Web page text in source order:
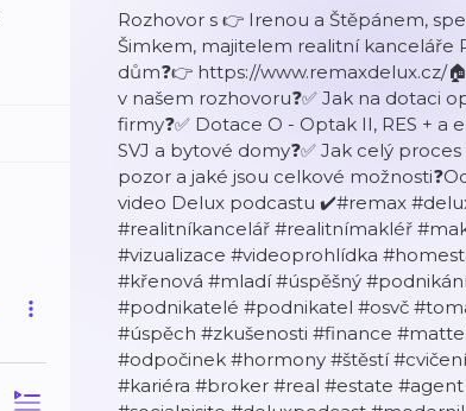
Rozhovor s 👉 Irenou a Štěpánem,
Šimkem, majitelem realitní kanceláře
dům❓👉 https://www.remaxdelux.cz/
v našem rozhovoru❓✅ Jak na dotaci
firmy❓✅ Dotace O - Optak II, RES +
SVJ a bytové domy❓✅ Jak celý
pozor a jaké jsou celkové
video Delux podcastu ✔️#remax
#realitníkancelář #realitnímakléř
#vizualizace #videoprohlídka
#křenová #mladí #úspěšný
#podnikatelé #podnikatel #osvč
#úspěch #zkušenosti #finance
#odpočinek #hormony #štěstí
#kariéra #broker #real #estate